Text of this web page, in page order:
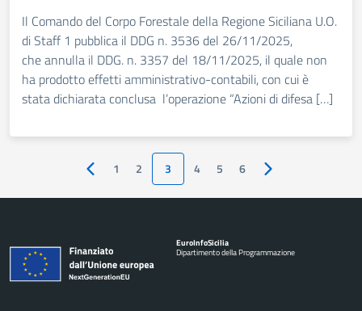
Il Comando del Corpo Forestale della Regione Siciliana U.O.
di Staff 1 pubblica il DDG n. 3536 del 26/11/2025,
che annulla il DDG. n. 3357 del 18/11/2025, il quale non
ha prodotto effetti amministrativo-contabili, con cui è
stata dichiarata conclusa l’operazione “Azioni di difesa […]
Pagina precedente
1 2 3 4 5 6 Pagina successiva
EuroInfoSicilia
Dipartimento della Programmazione